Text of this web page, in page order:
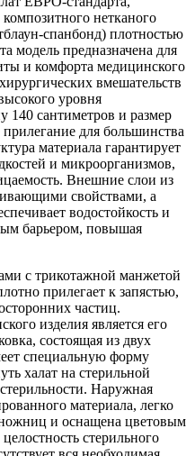
нетканого
спанбонд) плотностью
модель предназначена для
и комфорта медицинского
вмешательств
уровня
140 сантиметров и размер
для большинства
материала гарантирует
и микроорганизмов,
Внешние слои из
свойствами, а
водостойкость и
барьером, повышая
с трикотажной манжетой
прилегает к запястью,
частиц.
изделия является его
состоящая из двух
специальную форму
халат на стерильной
Наружная
материала, легко
ножниц и оснащена цветовым
стерильного